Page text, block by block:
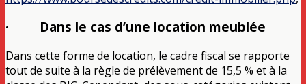
· Dans le cas d’une location meublée
Dans cette forme de location, le cadre fiscal se rapporte
tout de suite à la règle de prélèvement de 15,5 % et à la